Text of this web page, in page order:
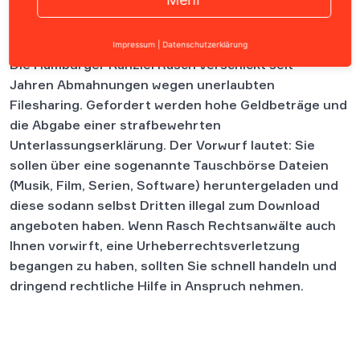
Inhalt
Die Hamburger Kanzlei Rasch verschickt seit
Jahren Abmahnungen wegen unerlaubten
Filesharing. Gefordert werden hohe Geldbeträge und
die Abgabe einer strafbewehrten
Unterlassungserklärung. Der Vorwurf lautet: Sie
sollen über eine sogenannte Tauschbörse Dateien
(Musik, Film, Serien, Software) heruntergeladen und
diese sodann selbst Dritten illegal zum Download
angeboten haben. Wenn Rasch Rechtsanwälte auch
Ihnen vorwirft, eine Urheberrechtsverletzung
begangen zu haben, sollten Sie schnell handeln und
dringend rechtliche Hilfe in Anspruch nehmen.
Impressum Datenschutzerklärung